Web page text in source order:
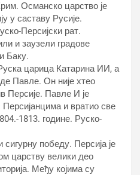
Османско царство је
у саставу Русије.
Персијски рат.
и заузели градове
Баку.
царица Катарина ИИ, а
Павле. Он није хтео
Персије. Павле И је
и вратио све
1813. године. Руско-
победу. Персија је
царству велики део
Међу којима су